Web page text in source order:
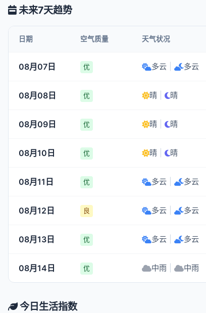
未来7天趋势
日期 空气质量 天气状况
08月07日 优 多云 多云
08月08日 优 晴 晴
08月09日 优 晴 晴
08月10日 优 晴 晴
08月11日 优 多云 多云
08月12日 良 多云 多云
08月13日 优 多云 多云
08月14日 优 中雨 中雨
今日生活指数